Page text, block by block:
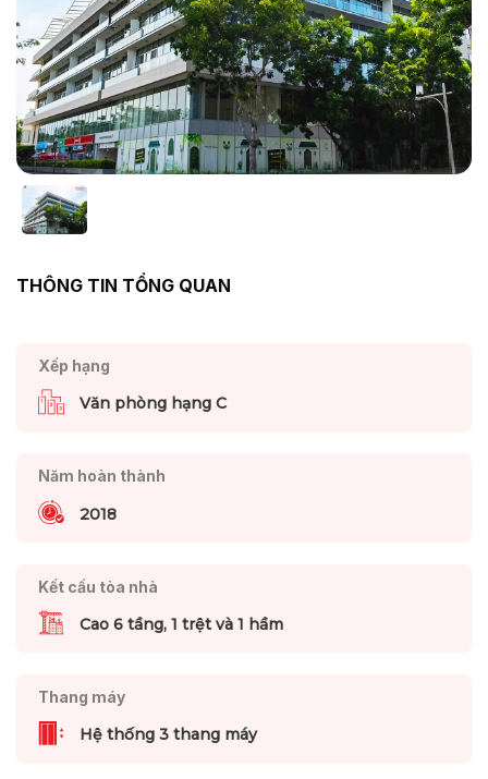
THÔNG TIN TỔNG QUAN
Xếp hạng
Văn phòng hạng C
Năm hoàn thành
2018
Kết cấu tòa nhà
Cao 6 tầng, 1 trệt và 1 hầm
Thang máy
Hệ thống 3 thang máy